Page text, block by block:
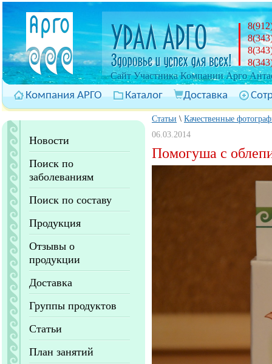
Cайт Участника Компании Арго
Компания АРГО Каталог Доставка
Новости
Поиск по
заболеваниям
Поиск по составу
Продукция
Отзывы о
продукции
Доставка
Группы продуктов
Статьи
План занятий
Статьи \ Качественные
06.03.2014
Помогуша с